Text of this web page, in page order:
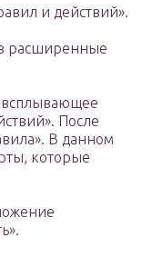
и действий».
расширенные
всплывающее
После
В данном
которые